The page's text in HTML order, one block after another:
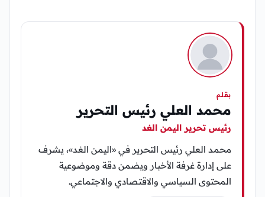
بقلم
محمد العلي رئيس التحرير
رئيس تحرير اليمن الغد
محمد العلي رئيس التحرير في «اليمن الغد»، يشرف
على إدارة غرفة الأخبار ويضمن دقة وموضوعية
المحتوى السياسي والاقتصادي والاجتماعي.